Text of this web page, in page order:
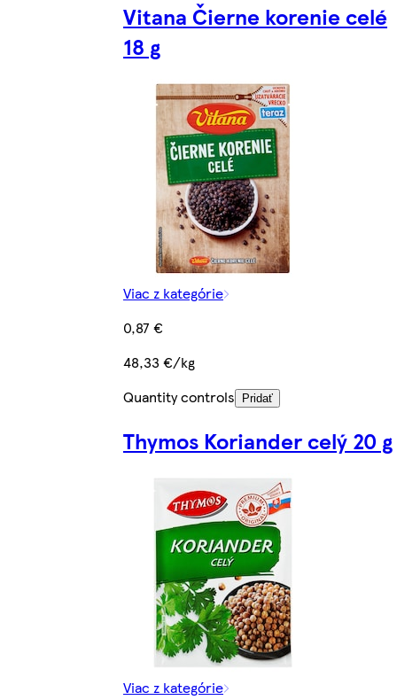
Vitana Čierne korenie celé
18 g
Viac z kategórie
0,87 €
48,33 €/kg
Quantity controls
Pridať
Thymos Koriander celý 20 g
Viac z kategórie